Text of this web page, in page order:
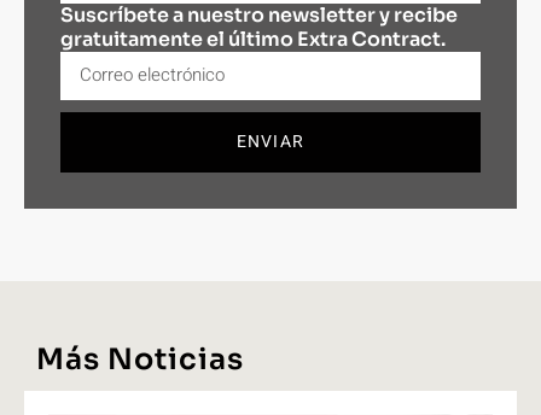
Suscríbete a nuestro newsletter y recibe
gratuitamente el último Extra Contract.
ENVIAR
Más Noticias